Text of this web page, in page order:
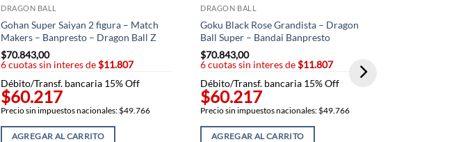
DRAGON BALL
Gohan Super Saiyan 2 figura – Match
Makers – Banpresto – Dragon Ball Z
$70.843,00
6 cuotas sin interes de$11.807
Débito/Transf. bancaria 15% Off
$60.217
Precio sin impuestos nacionales: $49.766
AGREGAR AL CARRITO
DRAGON BALL
Goku Black Rose Grandista – Dragon
Ball Super – Bandai Banpresto
$70.843,00
6 cuotas sin interes de$11.807
Débito/Transf. bancaria 15% Off
$60.217
Precio sin impuestos nacionales: $49.766
AGREGAR AL CARRITO